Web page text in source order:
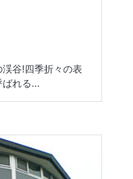
谷!四季折々の表
れる...